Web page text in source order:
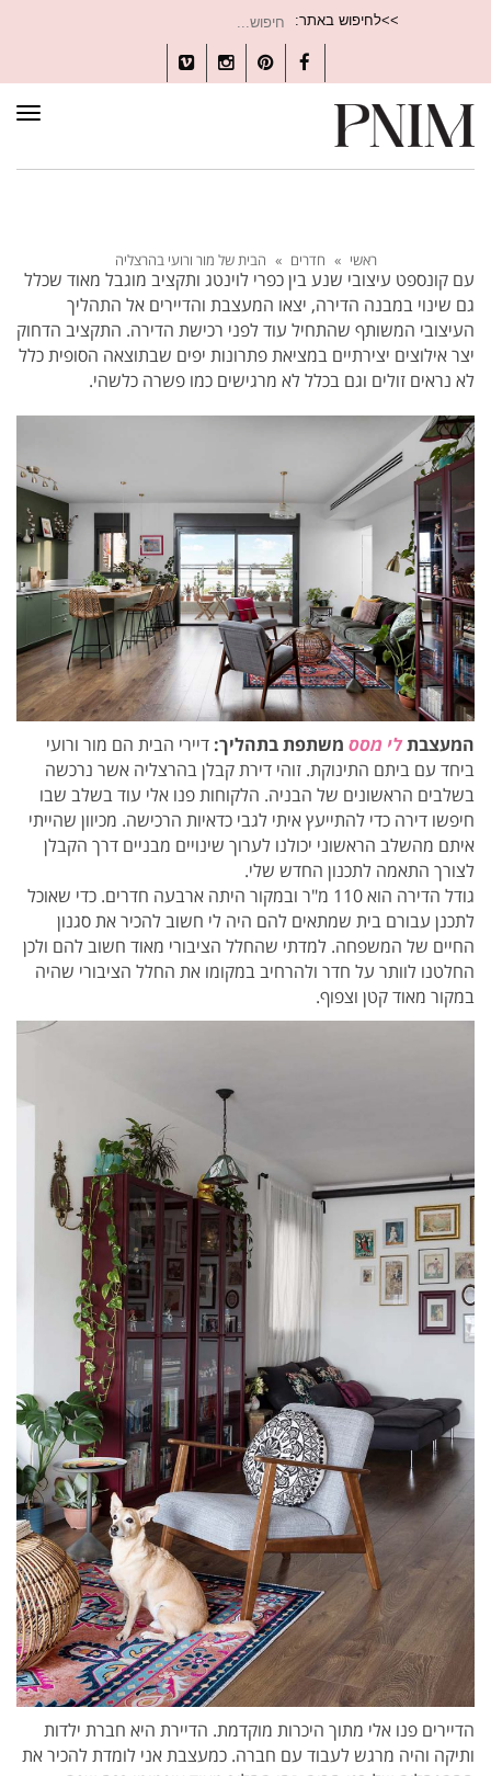
>>לחיפוש באתר:
עבור:
Facebook
Pinterest
Instagram
Vimeo
ראשי » חדרים » הבית של מור ורועי בהרצליה
עם קונספט עיצובי שנע בין כפרי לוינטג ותקציב מוגבל מאוד שכלל
גם שינוי במבנה הדירה, יצאו המעצבת והדיירים אל התהליך
העיצובי המשותף שהתחיל עוד לפני רכישת הדירה. התקציב הדחוק
יצר אילוצים יצירתיים במציאת פתרונות יפים שבתוצאה הסופית כלל
לא נראים זולים וגם בכלל לא מרגישים כמו פשרה כלשהי.
המעצבתלי מסס משתפת בתהליך: דיירי הבית הם מור ורועי
ביחד עם ביתם התינוקת. זוהי דירת קבלן בהרצליה אשר נרכשה
בשלבים הראשונים של הבניה. הלקוחות פנו אלי עוד בשלב שבו
חיפשו דירה כדי להתייעץ איתי לגבי כדאיות הרכישה. מכיוון שהייתי
איתם מהשלב הראשוני יכולנו לערוך שינויים מבניים דרך הקבלן
לצורך התאמה לתכנון החדש שלי.
גודל הדירה הוא 110 מ"ר ובמקור היתה ארבעה חדרים. כדי שאוכל
לתכנן עבורם בית שמתאים להם היה לי חשוב להכיר את סגנון
החיים של המשפחה. למדתי שהחלל הציבורי מאוד חשוב להם ולכן
החלטנו לוותר על חדר ולהרחיב במקומו את החלל הציבורי שהיה
במקור מאוד קטן וצפוף.
הדיירים פנו אלי מתוך היכרות מוקדמת. הדיירת היא חברת ילדות
ותיקה והיה מרגש לעבוד עם חברה. כמעצבת אני לומדת להכיר את